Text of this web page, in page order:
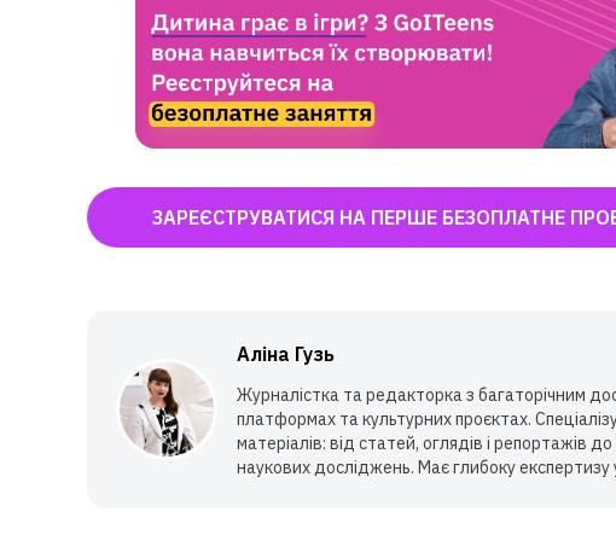
ЗАРЕЄСТРУВАТИСЯ НА ПЕРШЕ БЕЗОПЛАТНЕ
Аліна Гузь
Журналістка та редакторка з багаторічним
платформах та культурних проєктах.
матеріалів: від статей, оглядів і репортажів
наукових досліджень. Має глибоку експертизу